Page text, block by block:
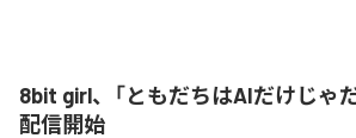
8bit girl、「ともだちはAIだけじゃ
配信開始